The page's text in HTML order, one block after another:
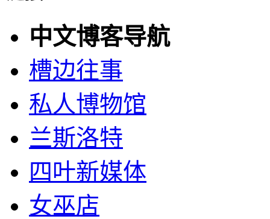
中文博客导航
槽边往事
私人博物馆
兰斯洛特
四叶新媒体
女巫店